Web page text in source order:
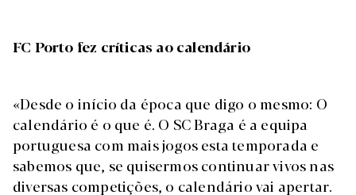
FC Porto fez críticas ao calendário
«Desde o início da época que digo o mesmo: O
calendário é o que é. O SC Braga é a equipa
portuguesa com mais jogos esta temporada e
sabemos que, se quisermos continuar vivos nas
diversas competições, o calendário vai apertar.